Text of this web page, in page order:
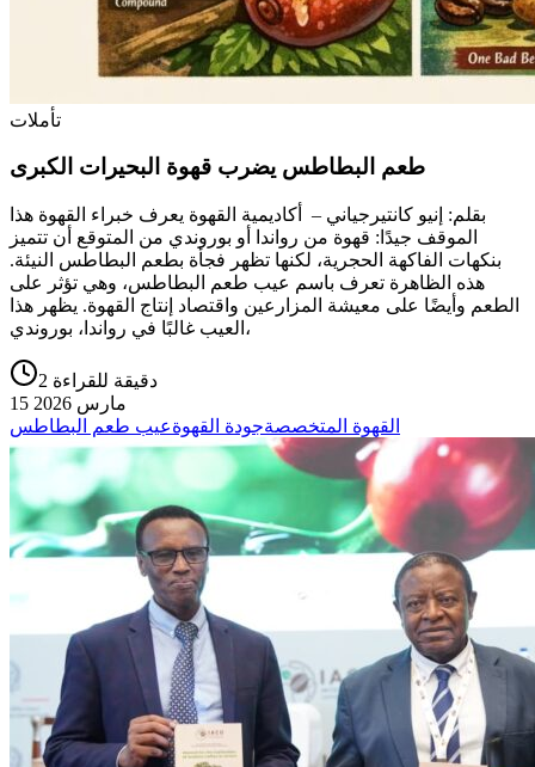
تأملات
طعم البطاطس يضرب قهوة البحيرات الكبرى
بقلم: إنيو كانتيرجياني – أكاديمية القهوة يعرف خبراء القهوة هذا
الموقف جيدًا: قهوة من رواندا أو بوروندي من المتوقع أن تتميز
بنكهات الفاكهة الحجرية، لكنها تظهر فجأة بطعم البطاطس النيئة.
هذه الظاهرة تعرف باسم عيب طعم البطاطس، وهي تؤثر على
الطعم وأيضًا على معيشة المزارعين واقتصاد إنتاج القهوة. يظهر هذا
العيب غالبًا في رواندا، بوروندي،
2 دقيقة للقراءة
15 مارس 2026
القهوة المتخصصةجودة القهوةعيب طعم البطاطس